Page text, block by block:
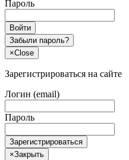
Пароль
Войти
Забыли пароль?
×Close
Зарегистрироваться на сайте
Логин (email)
Пароль
Зарегистрироваться
×Закрыть